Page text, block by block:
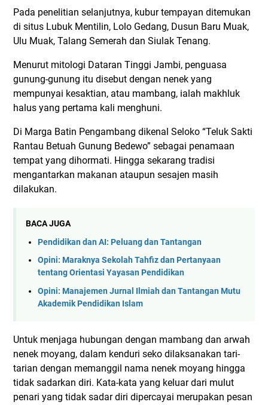
Pada penelitian selanjutnya, kubur tempayan ditemukan
di situs Lubuk Mentilin, Lolo Gedang, Dusun Baru Muak,
Ulu Muak, Talang Semerah dan Siulak Tenang.
Menurut mitologi Dataran Tinggi Jambi, penguasa
gunung-gunung itu disebut dengan nenek yang
mempunyai kesaktian, atau mambang, ialah makhluk
halus yang pertama kali menghuni.
Di Marga Batin Pengambang dikenal Seloko “Teluk Sakti
Rantau Betuah Gunung Bedewo” sebagai penamaan
tempat yang dihormati. Hingga sekarang tradisi
mengantarkan makanan ataupun sesajen masih
dilakukan.
BACA JUGA
Pendidikan dan AI: Peluang dan Tantangan
Opini: Maraknya Sekolah Tahfiz dan Pertanyaan
tentang Orientasi Yayasan Pendidikan
Opini: Manajemen Jurnal Ilmiah dan Tantangan Mutu
Akademik Pendidikan Islam
Untuk menjaga hubungan dengan mambang dan arwah
nenek moyang, dalam kenduri seko dilaksanakan tari-
tarian dengan memanggil nama nenek moyang hingga
tidak sadarkan diri. Kata-kata yang keluar dari mulut
penari yang tidak sadar diri dipercayai merupakan pesan